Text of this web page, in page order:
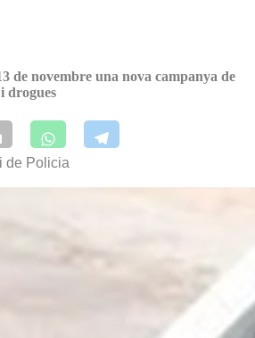
de novembre una nova campanya de
drogues
de Policia